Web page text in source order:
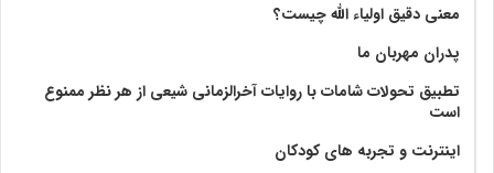
معنی دقیق اولیاء الله چیست؟
پدران مهربان ما
تطبیق تحولات شامات با روایات آخرالزمانی شیعی از هر نظر ممنوع
است
اینترنت و تجربه های کودکان